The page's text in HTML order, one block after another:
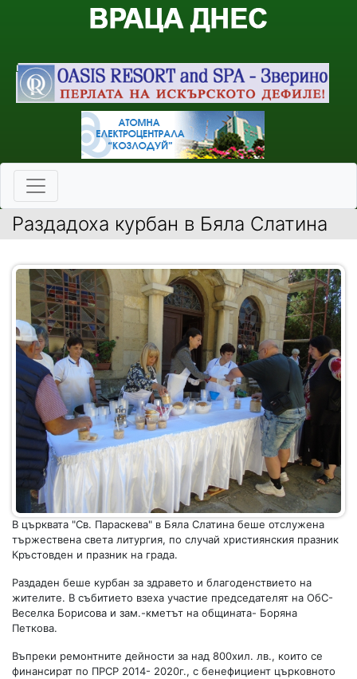
Раздадоха курбан в Бяла Слатина
В църквата "Св. Параскева" в Бяла Слатина беше отслужена
тържествена света литургия, по случай християнския празник
Кръстовден и празник на града.
Раздаден беше курбан за здравето и благоденствието на
жителите. В събитието взеха участие председателят на ОбС-
Веселка Борисова и зам.-кметът на общината- Боряна
Петкова.
Въпреки ремонтните дейности за над 800хил. лв., които се
финансират по ПРСР 2014- 2020г., с бенефициент църковното